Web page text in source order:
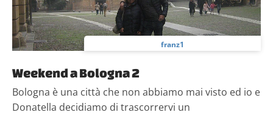
franz1
Weekend a Bologna 2
Bologna è una città che non abbiamo mai visto ed io e
Donatella decidiamo di trascorrervi un